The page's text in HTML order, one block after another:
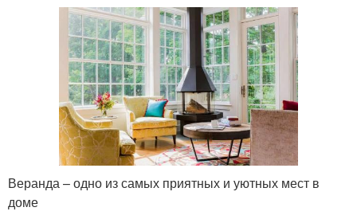
Веранда – одно из самых приятных и уютных мест в
доме